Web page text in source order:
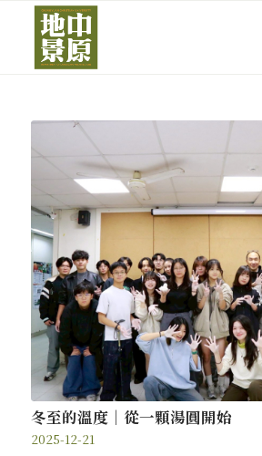
冬至的溫度｜從一顆湯圓開始
2025-12-21